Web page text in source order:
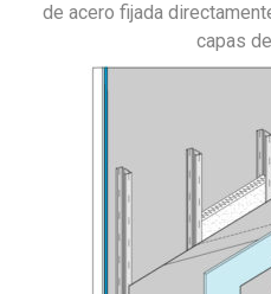
de acero fijada
capas